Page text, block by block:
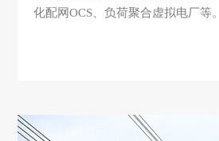
化配网OCS、负荷聚合虚拟电厂等。